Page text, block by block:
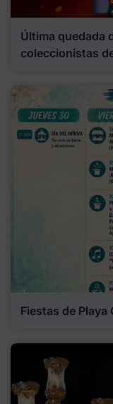
Última quedada
coleccionistas
Fiestas de Playa